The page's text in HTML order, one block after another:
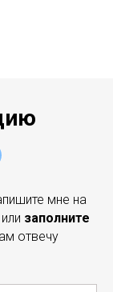
мне на
или заполните
отвечу